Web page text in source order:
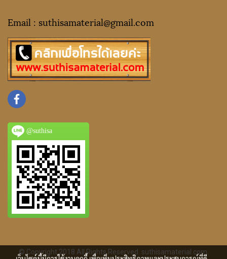
Email : suthisamaterial@gmail.com
@suthisa
© Copyright 2018 All Rights Reserved. suthisamaterial.com.